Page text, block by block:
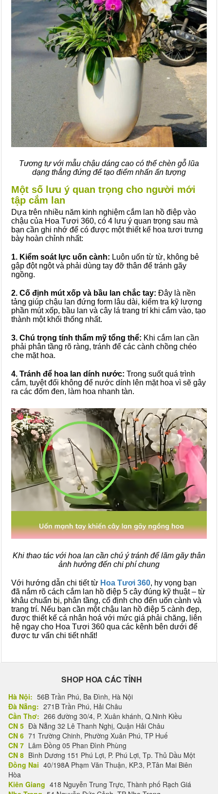
Tương tự với mẫu chậu dáng cao có thể chèn gỗ lũa
dạng thẳng đứng để tạo điểm nhấn ấn tượng
Một số lưu ý quan trọng cho người mới
tập cắm lan
Dựa trên nhiều năm kinh nghiệm cắm lan hồ điệp vào
chậu của Hoa Tươi 360, có 4 lưu ý quan trọng sau mà
bạn cần ghi nhớ để có được một thiết kế hoa tươi trưng
bày hoàn chỉnh nhất:
1. Kiểm soát lực uốn cành: Luôn uốn từ từ, không bẻ
gập đột ngột và phải dùng tay đỡ thân để tránh gãy
ngồng.
2. Cố định mút xốp và bầu lan chắc tay: Đây là nền
tảng giúp chậu lan đứng form lâu dài, kiểm tra kỹ lượng
phần mút xốp, bầu lan và cây lá trang trí khi cắm vào, tạo
thành một khối thống nhất.
3. Chú trọng tính thẩm mỹ tổng thể: Khi cắm lan cần
phải phân tầng rõ ràng, tránh để các cành chồng chéo
che mặt hoa.
4. Tránh để hoa lan dính nước: Trong suốt quá trình
cắm, tuyệt đối không để nước dính lên mặt hoa vì sẽ gây
ra các đốm đen, làm hoa nhanh tàn.
Khi thao tác với hoa lan cần chú ý tránh để lãm gãy thân
ảnh hưởng đến chi phí chung
Với hướng dẫn chi tiết từ Hoa Tươi 360, hy vọng bạn
đã nắm rõ cách cắm lan hồ điệp 5 cây đúng kỹ thuật – từ
khâu chuẩn bị, phân tầng, cố định cho đến uốn cành và
trang trí. Nếu bạn cần một chậu lan hồ điệp 5 cành đẹp,
được thiết kế cá nhân hoá với mức giá phải chăng, liên
hệ ngay cho Hoa Tươi 360 qua các kênh bên dưới để
được tư vấn chi tiết nhất!
SHOP HOA CÁC TỈNH
Hà Nội: 56B Trần Phú, Ba Đình, Hà Nội
Đà Nẵng: 271B Trần Phú, Hải Châu
Cần Thơ: 266 đường 30/4, P. Xuân khánh, Q.Ninh Kiều
CN 5 Đà Nẵng 32 Lê Thanh Nghị, Quận Hải Châu
CN 6 71 Trường Chinh, Phường Xuân Phú, TP Huế
CN 7 Lâm Đồng 05 Phan Đình Phùng
CN 8 Bình Dương 151 Phú Lợi, P. Phú Lợi, Tp. Thủ Dầu Một
Đồng Nai 40/198A Phạm Văn Thuận, KP.3, P.Tân Mai Biên
Hòa
Kiên Giang 418 Nguyễn Trung Trực, Thành phố Rạch Giá